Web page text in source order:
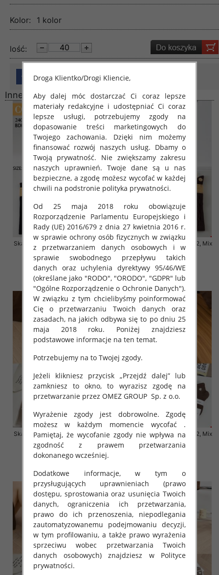
Kolor: 1 kolor
lość:
Inne produkty
Skarpety damskie Roz 35-42, Mix
kolor Paczka 40 szt
6.00 zł
szczegóły
Skarpety damskie Roz 35-42, Mix
kolor Paczka 40 szt
6.00 zł
szczegóły
Skarpety damskie Roz 35-42, Mix
kolor Paczka 40 szt
3.20 zł
Skarpety damskie Roz 35-42, Mix
kolor Paczka 40 szt
Droga Klientko/Drogi Kliencie,
Aby dalej móc dostarczać Ci coraz lepsze
materiały redakcyjne i udostępniać Ci coraz
lepsze usługi, potrzebujemy zgody na
dopasowanie treści marketingowych do
Twojego zachowania. Dzięki nim możemy
finansować rozwój naszych usług. Dbamy o
Twoją prywatność. Nie zwiększamy zakresu
naszych uprawnień. Twoje dane są u nas
bezpieczne, a zgodę możesz wycofać w każdej
chwili na podstronie polityka prywatności.
Od 25 maja 2018 roku obowiązuje
Rozporządzenie Parlamentu Europejskiego i
Rady (UE) 2016/679 z dnia 27 kwietnia 2016 r.
w sprawie ochrony osób fizycznych w związku
z przetwarzaniem danych osobowych i w
sprawie swobodnego przepływu takich
danych oraz uchylenia dyrektywy 95/46/WE
(określane jako "RODO", "ORODO", "GDPR" lub
"Ogólne Rozporządzenie o Ochronie Danych").
W związku z tym chcielibyśmy poinformować
Cię o przetwarzaniu Twoich danych oraz
zasadach, na jakich odbywa się to po dniu 25
maja 2018 roku. Poniżej znajdziesz
podstawowe informacje na ten temat.
Potrzebujemy na to Twojej zgody.
Jeżeli klikniesz przycisk „Przejdź dalej” lub
zamkniesz to okno, to wyrazisz zgodę na
przetwarzanie przez OMEZ GROUP Sp. z o.o.
Wyrażenie zgody jest dobrowolne. Zgodę
możesz w każdym momencie wycofać .
Pamiętaj, że wycofanie zgody nie wpływa na
zgodność z prawem przetwarzania
dokonanego wcześniej.
Dodatkowe informacje, w tym o
przysługujących uprawnieniach (prawo
dostępu, sprostowania oraz usunięcia Twoich
danych, ograniczenia ich przetwarzania,
prawo do ich przenoszenia, niepodlegania
zautomatyzowanemu podejmowaniu decyzji,
w tym profilowaniu, a także prawo wyrażenia
sprzeciwu wobec przetwarzania Twoich
danych osobowych) znajdziesz w Polityce
prywatności.